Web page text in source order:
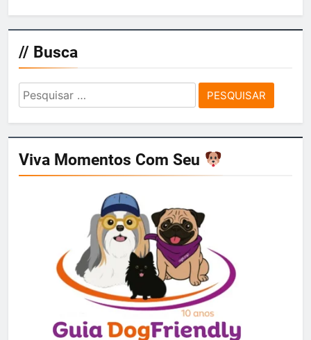
// Busca
Pesquisar
por:
Viva Momentos Com Seu